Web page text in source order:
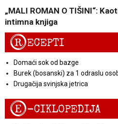
„MALI ROMAN O TIŠINI“:
intimna knjiga
RECEPTI
Domaći sok od bazge
Burek (bosanski) za 1 odraslu
Drugačija svinjska jetrica
E-CIKLOPEDIJA